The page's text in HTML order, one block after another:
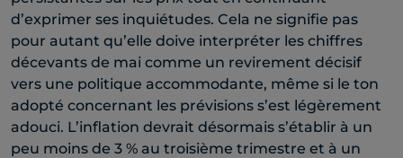
d’exprimer ses inquiétudes. Cela ne signifie pas
pour autant qu’elle doive interpréter les chiffres
décevants de mai comme un revirement décisif
vers une politique accommodante, même si le ton
adopté concernant les prévisions s’est légèrement
adouci. L’inflation devrait désormais s’établir à un
peu moins de 3 % au troisième trimestre et à un